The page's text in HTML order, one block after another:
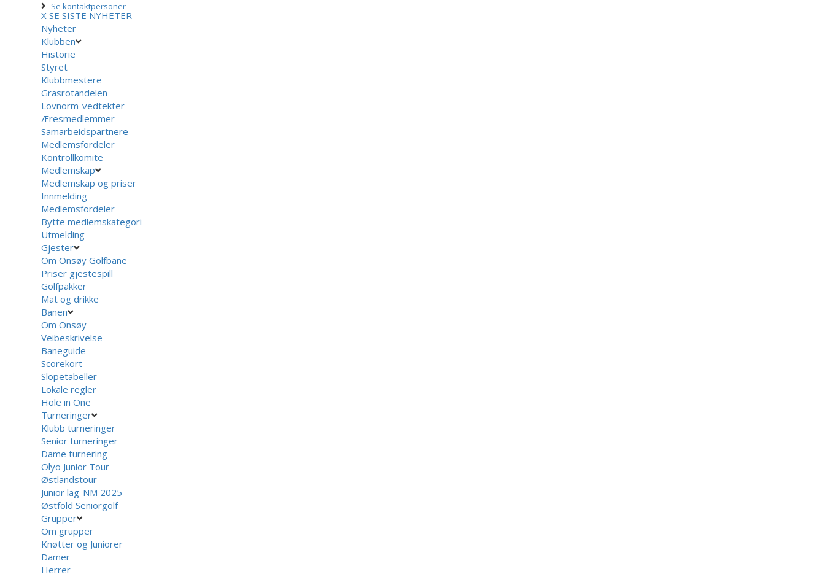
Se kontaktpersoner
X SE SISTE NYHETER
Nyheter
Klubben
Historie
Styret
Klubbmestere
Grasrotandelen
Lovnorm-vedtekter
Æresmedlemmer
Samarbeidspartnere
Medlemsfordeler
Kontrollkomite
Medlemskap
Medlemskap og priser
Innmelding
Medlemsfordeler
Bytte medlemskategori
Utmelding
Gjester
Om Onsøy Golfbane
Priser gjestespill
Golfpakker
Mat og drikke
Banen
Om Onsøy
Veibeskrivelse
Baneguide
Scorekort
Slopetabeller
Lokale regler
Hole in One
Turneringer
Klubb turneringer
Senior turneringer
Dame turnering
Olyo Junior Tour
Østlandstour
Junior lag-NM 2025
Østfold Seniorgolf
Grupper
Om grupper
Knøtter og Juniorer
Damer
Herrer